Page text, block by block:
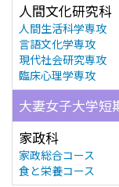
人間文化研究科
人間生活科学専攻
言語文化学専攻
現代社会研究専攻
臨床心理学専攻
大妻女子大学短
家政科
家政総合コース
食と栄養コース